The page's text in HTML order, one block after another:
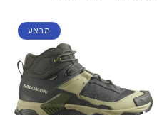
מבצע